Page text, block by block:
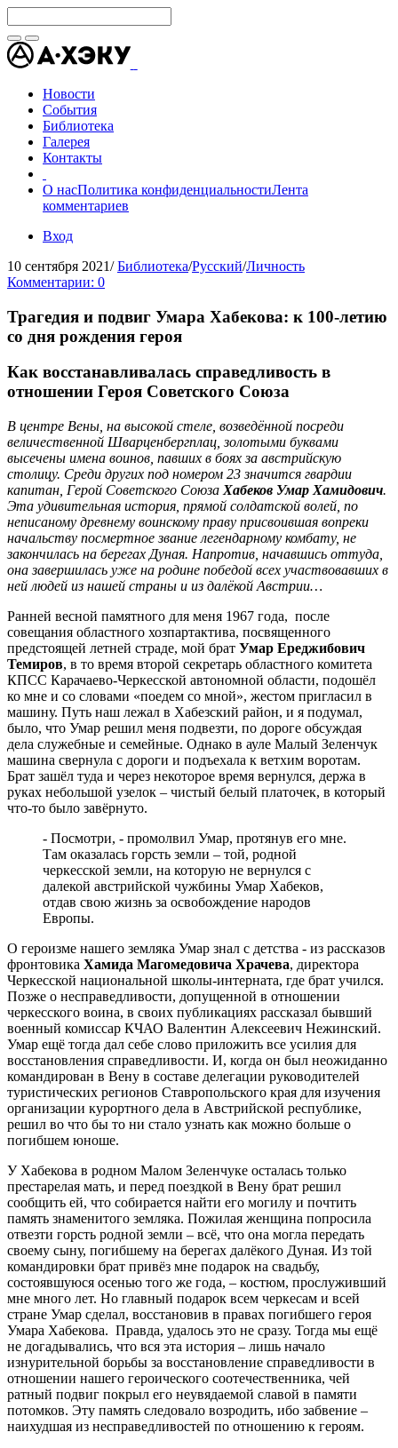
Новости
События
Библиотека
Галерея
Контакты
О насПолитика конфиденциальностиЛента
комментариев
Вход
10 сентября 2021/ Библиотека/Русский/Личность
Комментарии: 0
Трагедия и подвиг Умара Хабекова: к 100-летию
со дня рождения героя
Как восстанавливалась справедливость в
отношении Героя Советского Союза
В центре Вены, на высокой стеле, возведённой посреди
величественной Шварценбергплац, золотыми буквами
высечены имена воинов, павших в боях за австрийскую
столицу. Среди других под номером 23 значится гвардии
капитан, Герой Советского Союза Хабеков Умар Хамидович.
Эта удивительная история, прямой солдатской волей, по
неписаному древнему воинскому праву присвоившая вопреки
начальству посмертное звание легендарному комбату, не
закончилась на берегах Дуная. Напротив, начавшись оттуда,
она завершилась уже на родине победой всех участвовавших в
ней людей из нашей страны и из далёкой Австрии…
Ранней весной памятного для меня 1967 года, после
совещания областного хозпартактива, посвященного
предстоящей летней страде, мой брат Умар Ереджибович
Темиров, в то время второй секретарь областного комитета
КПСС Карачаево-Черкесской автономной области, подошёл
ко мне и со словами «поедем со мной», жестом пригласил в
машину. Путь наш лежал в Хабезский район, и я подумал,
было, что Умар решил меня подвезти, по дороге обсуждая
дела служебные и семейные. Однако в ауле Малый Зеленчук
машина свернула с дороги и подъехала к ветхим воротам.
Брат зашёл туда и через некоторое время вернулся, держа в
руках небольшой узелок – чистый белый платочек, в который
что-то было завёрнуто.
- Посмотри, - промолвил Умар, протянув его мне.
Там оказалась горсть земли – той, родной
черкесской земли, на которую не вернулся с
далекой австрийской чужбины Умар Хабеков,
отдав свою жизнь за освобождение народов
Европы.
О героизме нашего земляка Умар знал с детства - из рассказов
фронтовика Хамида Магомедовича Храчева, директора
Черкесской национальной школы-интерната, где брат учился.
Позже о несправедливости, допущенной в отношении
черкесского воина, в своих публикациях рассказал бывший
военный комиссар КЧАО Валентин Алексеевич Нежинский.
Умар ещё тогда дал себе слово приложить все усилия для
восстановления справедливости. И, когда он был неожиданно
командирован в Вену в составе делегации руководителей
туристических регионов Ставропольского края для изучения
организации курортного дела в Австрийской республике,
решил во что бы то ни стало узнать как можно больше о
погибшем юноше.
У Хабекова в родном Малом Зеленчуке осталась только
престарелая мать, и перед поездкой в Вену брат решил
сообщить ей, что собирается найти его могилу и почтить
память знаменитого земляка. Пожилая женщина попросила
отвезти горсть родной земли – всё, что она могла передать
своему сыну, погибшему на берегах далёкого Дуная. Из той
командировки брат привёз мне подарок на свадьбу,
состоявшуюся осенью того же года, – костюм, прослуживший
мне много лет. Но главный подарок всем черкесам и всей
стране Умар сделал, восстановив в правах погибшего героя
Умара Хабекова. Правда, удалось это не сразу. Тогда мы ещё
не догадывались, что вся эта история – лишь начало
изнурительной борьбы за восстановление справедливости в
отношении нашего героического соотечественника, чей
ратный подвиг покрыл его неувядаемой славой в памяти
потомков. Эту память следовало возродить, ибо забвение –
наихудшая из несправедливостей по отношению к героям.